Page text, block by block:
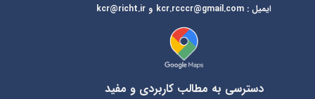
ایمیل:
kcr@richt.ir و kcr.rcccr@gmail.com
دسترسی به مطالب کاربردی و مفید